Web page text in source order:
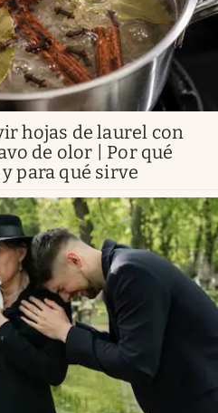
hojas de laurel con
de olor | Por qué
para qué sirve